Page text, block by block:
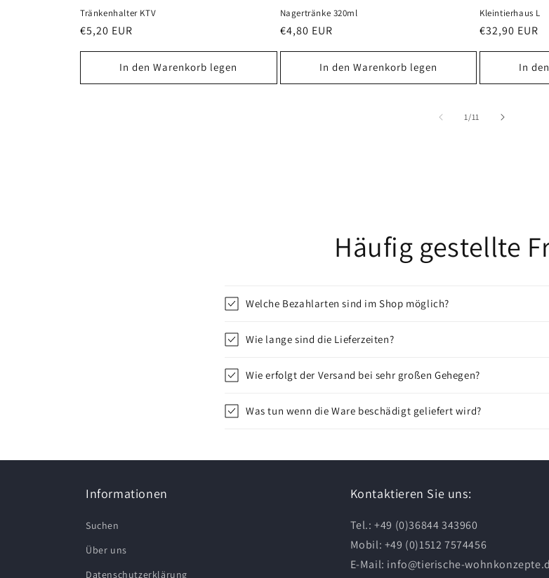
Tränkenhalter KTV
Normaler
€5,20 EUR
In den Warenkorb legen
Nagertränke 320ml
Normaler
€4,80 EUR
In den Warenkorb legen
Kleintierhaus L
Normaler
€32,90 EUR
In
1 /von
11
Häufig gestellte
Welche Bezahlarten sind im Shop möglich?
Wie lange sind die Lieferzeiten?
Wie erfolgt der Versand bei sehr großen Gehegen?
Was tun wenn die Ware beschädigt geliefert wird?
Informationen
Suchen
Über uns
Datenschutzerklärung
Kontaktieren Sie uns:
Tel.: +49 (0)36844 343960
Mobil: +49 (0)1512 7574456
E-Mail: info@tierische-